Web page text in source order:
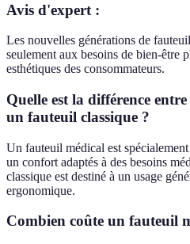
Avis d'expert :
Les nouvelles générations de
seulement aux besoins de bien-être
esthétiques des consommateurs.
Quelle est la différence
un fauteuil classique ?
Un fauteuil médical est
un confort adaptés à des besoins
classique est destiné à un usage
ergonomique.
Combien coûte un fauteuil